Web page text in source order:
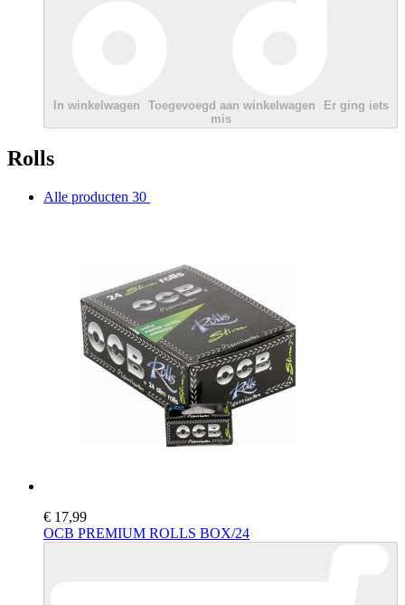
In winkelwagen Toegevoegd aan winkelwagen
Er ging iets
mis
Rolls
Alle producten 30
€ 17,99
OCB PREMIUM ROLLS BOX/24